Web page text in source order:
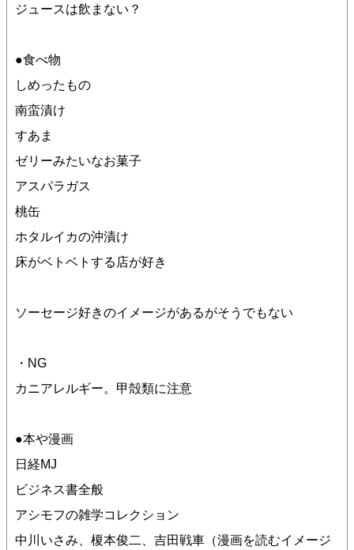
ジュースは飲まない？
●食べ物
しめったもの
南蛮漬け
すあま
ゼリーみたいなお菓子
アスパラガス
桃缶
ホタルイカの沖漬け
床がベトベトする店が好き
ソーセージ好きのイメージがあるがそうでもない
・NG
カニアレルギー。甲殻類に注意
●本や漫画
日経MJ
ビジネス書全般
アシモフの雑学コレクション
中川いさみ、榎本俊二、吉田戦車（漫画を読むイメージ